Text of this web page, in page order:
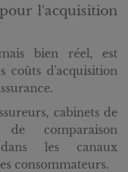
l'acquisition
bien réel, est
coûts d'acquisition
cabinets de
comparaison
dans les canaux
consommateurs.